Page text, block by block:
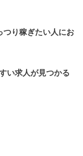
つり稼ぎたい人にお
い求人が見つかる